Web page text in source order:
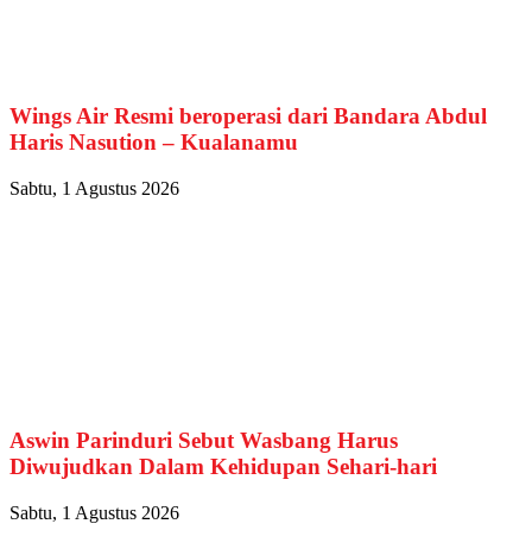
Wings Air Resmi beroperasi dari Bandara Abdul
Haris Nasution – Kualanamu
Sabtu, 1 Agustus 2026
Aswin Parinduri Sebut Wasbang Harus
Diwujudkan Dalam Kehidupan Sehari-hari
Sabtu, 1 Agustus 2026